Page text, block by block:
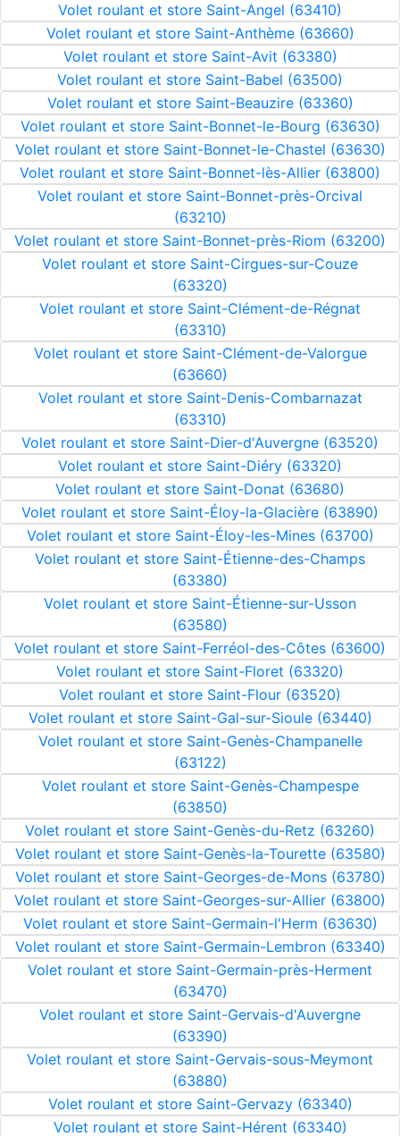
Volet roulant et store Saint-Angel (63410)
Volet roulant et store Saint-Anthème (63660)
Volet roulant et store Saint-Avit (63380)
Volet roulant et store Saint-Babel (63500)
Volet roulant et store Saint-Beauzire (63360)
Volet roulant et store Saint-Bonnet-le-Bourg (63630)
Volet roulant et store Saint-Bonnet-le-Chastel (63630)
Volet roulant et store Saint-Bonnet-lès-Allier (63800)
Volet roulant et store Saint-Bonnet-près-Orcival
(63210)
Volet roulant et store Saint-Bonnet-près-Riom (63200)
Volet roulant et store Saint-Cirgues-sur-Couze
(63320)
Volet roulant et store Saint-Clément-de-Régnat
(63310)
Volet roulant et store Saint-Clément-de-Valorgue
(63660)
Volet roulant et store Saint-Denis-Combarnazat
(63310)
Volet roulant et store Saint-Dier-d'Auvergne (63520)
Volet roulant et store Saint-Diéry (63320)
Volet roulant et store Saint-Donat (63680)
Volet roulant et store Saint-Éloy-la-Glacière (63890)
Volet roulant et store Saint-Éloy-les-Mines (63700)
Volet roulant et store Saint-Étienne-des-Champs
(63380)
Volet roulant et store Saint-Étienne-sur-Usson
(63580)
Volet roulant et store Saint-Ferréol-des-Côtes (63600)
Volet roulant et store Saint-Floret (63320)
Volet roulant et store Saint-Flour (63520)
Volet roulant et store Saint-Gal-sur-Sioule (63440)
Volet roulant et store Saint-Genès-Champanelle
(63122)
Volet roulant et store Saint-Genès-Champespe
(63850)
Volet roulant et store Saint-Genès-du-Retz (63260)
Volet roulant et store Saint-Genès-la-Tourette (63580)
Volet roulant et store Saint-Georges-de-Mons (63780)
Volet roulant et store Saint-Georges-sur-Allier (63800)
Volet roulant et store Saint-Germain-l'Herm (63630)
Volet roulant et store Saint-Germain-Lembron (63340)
Volet roulant et store Saint-Germain-près-Herment
(63470)
Volet roulant et store Saint-Gervais-d'Auvergne
(63390)
Volet roulant et store Saint-Gervais-sous-Meymont
(63880)
Volet roulant et store Saint-Gervazy (63340)
Volet roulant et store Saint-Hérent (63340)